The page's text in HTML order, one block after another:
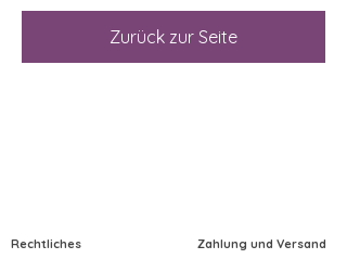
Zurück zur Seite
Rechtliches Zahlung und Versand